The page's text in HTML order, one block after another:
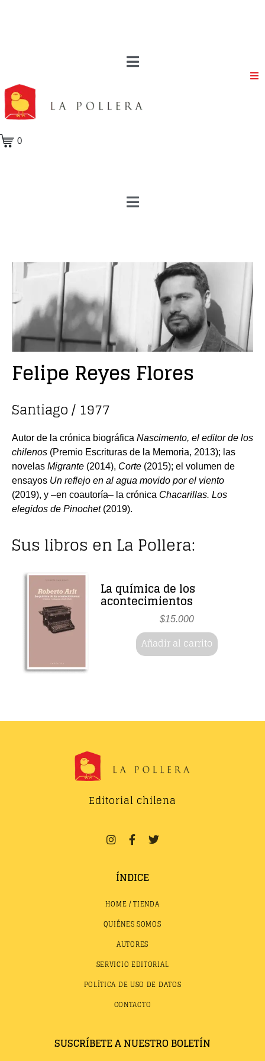
0
Felipe Reyes Flores
Santiago / 1977
Autor de la crónica biográfica Nascimento, el editor de los
chilenos (Premio Escrituras de la Memoria, 2013); las
novelas Migrante (2014), Corte (2015); el volumen de
ensayos Un reflejo en al agua movido por el viento
(2019), y –en coautoría– la crónica Chacarillas. Los
elegidos de Pinochet(2019).
Sus libros en La Pollera:
La química de los
acontecimientos
$15.000
Añadir al carrito
Editorial chilena
ÍNDICE
HOME / TIENDA
QUIÉNES SOMOS
AUTORES
SERVICIO EDITORIAL
POLÍTICA DE USO DE DATOS
CONTACTO
SUSCRÍBETE A NUESTRO BOLETÍN